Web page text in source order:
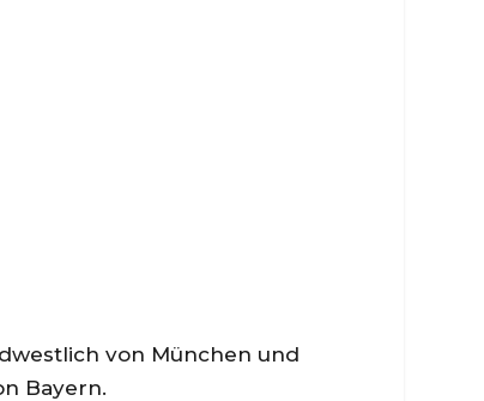
von München und
Bayern.